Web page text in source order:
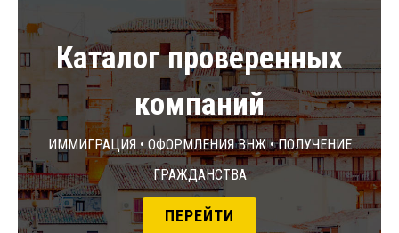
Каталог проверенных
компаний
Иммиграция • Оформления ВНЖ • Получение
гражданства
ПЕРЕЙТИ